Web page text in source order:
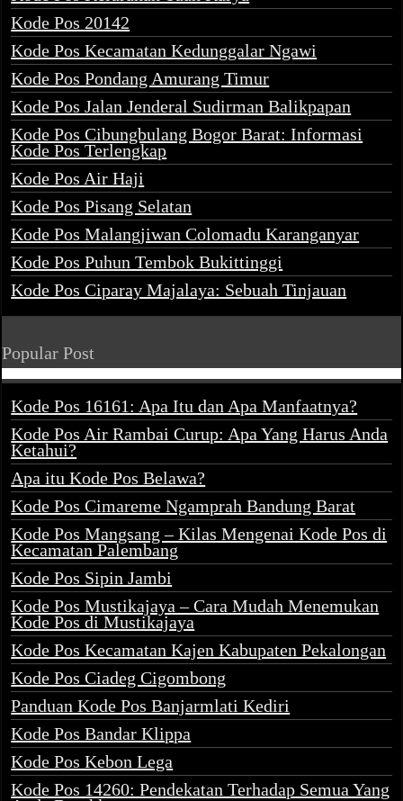
Kode Pos 20142
Kode Pos Kecamatan Kedunggalar Ngawi
Kode Pos Pondang Amurang Timur
Kode Pos Jalan Jenderal Sudirman Balikpapan
Kode Pos Cibungbulang Bogor Barat: Informasi
Kode Pos Terlengkap
Kode Pos Air Haji
Kode Pos Pisang Selatan
Kode Pos Malangjiwan Colomadu Karanganyar
Kode Pos Puhun Tembok Bukittinggi
Kode Pos Ciparay Majalaya: Sebuah Tinjauan
Popular Post
Kode Pos 16161: Apa Itu dan Apa Manfaatnya?
Kode Pos Air Rambai Curup: Apa Yang Harus Anda
Ketahui?
Apa itu Kode Pos Belawa?
Kode Pos Cimareme Ngamprah Bandung Barat
Kode Pos Mangsang – Kilas Mengenai Kode Pos di
Kecamatan Palembang
Kode Pos Sipin Jambi
Kode Pos Mustikajaya – Cara Mudah Menemukan
Kode Pos di Mustikajaya
Kode Pos Kecamatan Kajen Kabupaten Pekalongan
Kode Pos Ciadeg Cigombong
Panduan Kode Pos Banjarmlati Kediri
Kode Pos Bandar Klippa
Kode Pos Kebon Lega
Kode Pos 14260: Pendekatan Terhadap Semua Yang